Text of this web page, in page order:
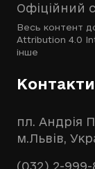
Офіційний
Весь контент
Attribution 4.0
інше
Контакти
пл. Андрія
м.Львів,
(032) 2-999-